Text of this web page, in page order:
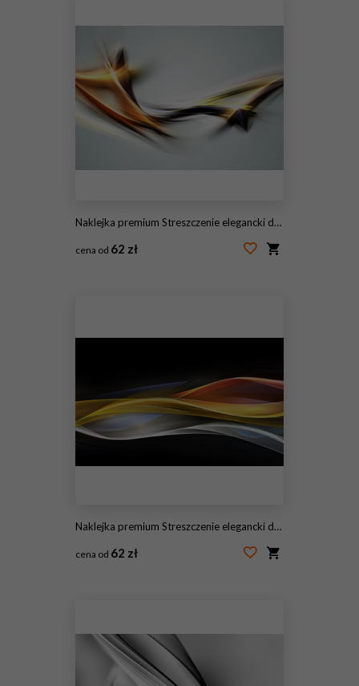
Naklejka premium Streszczenie elegancki design
cena od 62 zł
Naklejka premium Streszczenie elegancki design
cena od 62 zł